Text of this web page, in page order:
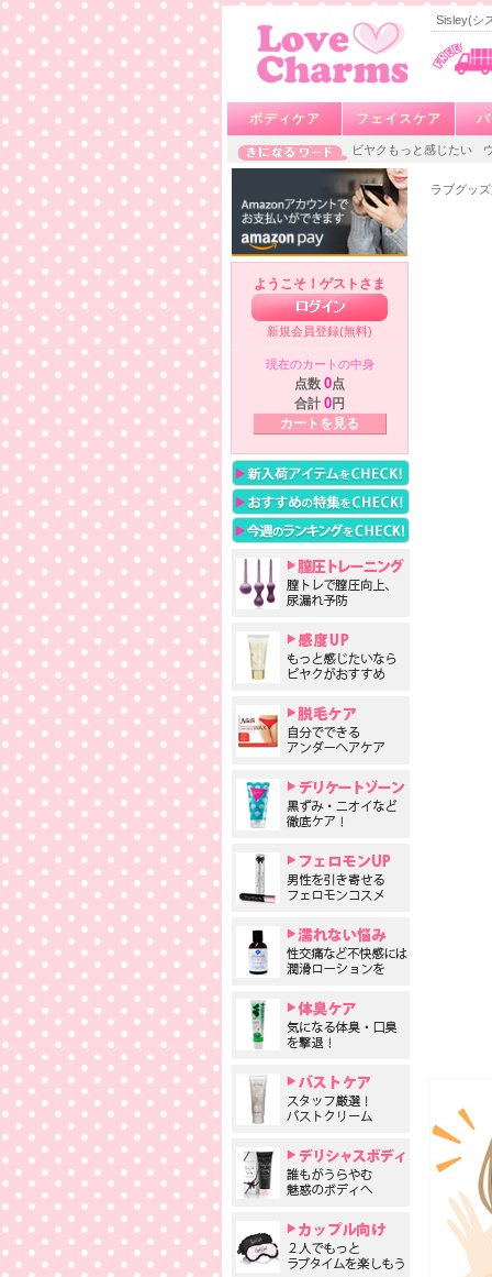
Sisley(シ
ボディケア フェイスケア
ビヤクもっと感じたい
ようこそ！ゲストさま
新規会員登録(無料)
現在のカートの中身
点数 0点
合計 0円
カートを見る
ラブグッ